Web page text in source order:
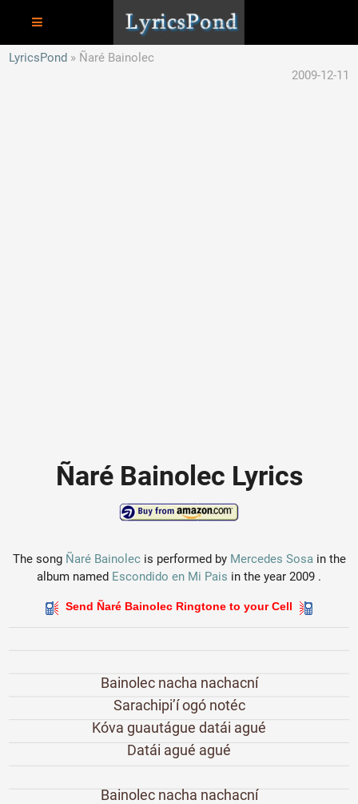
LyricsPond
Ñaré Bainolec
2009-12-11
Ñaré Bainolec Lyrics
The song Ñaré Bainolecis performed by Mercedes Sosain the
album named Escondido en Mi Pais in the year 2009 .
Send Ñaré Bainolec Ringtone to your Cell
Bainolec nacha nachacní
Sarachipi’í ogó notéc
Kóva guautágue datái agué
Datái agué agué
Bainolec nacha nachacní